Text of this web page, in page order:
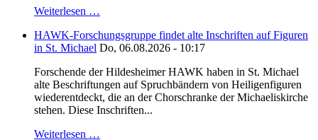
Weiterlesen …
HAWK-Forschungsgruppe findet alte Inschriften auf Figuren
in St. Michael Do, 06.08.2026 - 10:17
Forschende der Hildesheimer HAWK haben in St. Michael
alte Beschriftungen auf Spruchbändern von Heiligenfiguren
wiederentdeckt, die an der Chorschranke der Michaeliskirche
stehen. Diese Inschriften...
Weiterlesen …